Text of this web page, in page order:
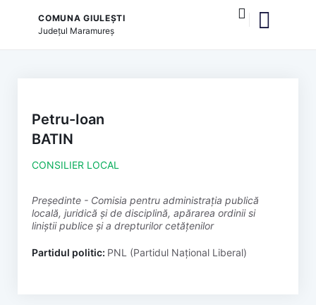
COMUNA GIULEȘTI
Județul Maramureș
Petru-Ioan
BATIN
CONSILIER LOCAL
președinte - Comisia pentru administrația publică
locală, juridică și de disciplină, apărarea ordinii si
liniștii publice și a drepturilor cetățenilor
Partidul politic: PNL (Partidul Național Liberal)